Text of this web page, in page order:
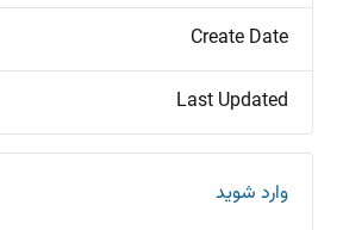
Create Date
Last Updated
وارد شوید